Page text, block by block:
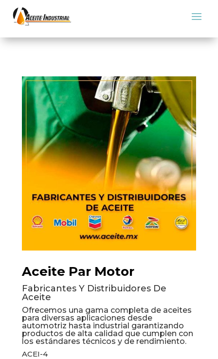
Aceite Par Motor
Fabricantes Y Distribuidores De
Aceite
Ofrecemos una gama completa de aceites
para diversas aplicaciones desde
automotriz hasta industrial garantizando
productos de alta calidad que cumplen con
los estándares técnicos y de rendimiento.
ACEI-4